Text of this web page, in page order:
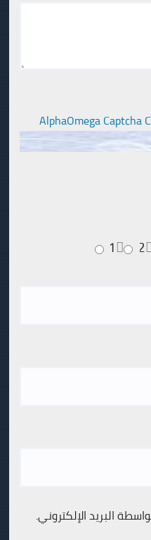
AlphaOmega Captcha
2
1
البريد الإلكتروني.